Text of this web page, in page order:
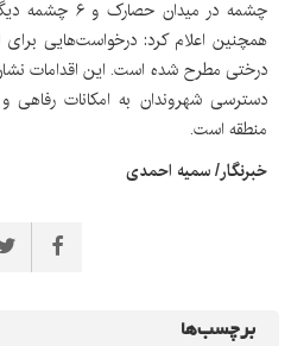
چشمه در
همچنین اعلام کرد: درخواست‌هایی برای
درختی مطرح شده است. این اقدامات
دسترسی شهروندان به امکانات
منطقه است.
خبرنگار/ سمیه احمدی
برچسب‌ها